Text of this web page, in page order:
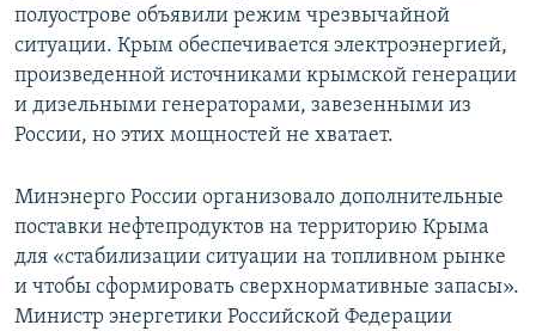
полуострове объявили режим чрезвычайной
ситуации. Крым обеспечивается электроэнергией,
произведенной источниками крымской генерации
и дизельными генераторами, завезенными из
России, но этих мощностей не хватает.
Минэнерго России организовало дополнительные
поставки нефтепродуктов на территорию Крыма
для «стабилизации ситуации на топливном рынке
и чтобы сформировать сверхнормативные запасы».
Министр энергетики Российской Федерации